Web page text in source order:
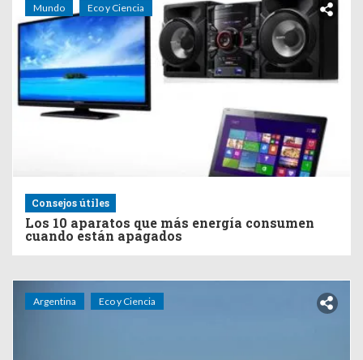
Mundo Eco y Ciencia
Consejos útiles
Los 10 aparatos que más energía consumen
cuando están apagados
Argentina Eco y Ciencia